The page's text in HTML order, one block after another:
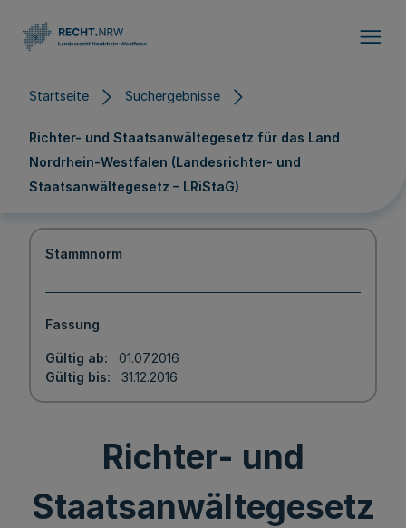
Startseite Suchergebnisse
Richter- und Staatsanwältegesetz für das Land
Nordrhein-Westfalen (Landesrichter- und
Staatsanwältegesetz – LRiStaG)
Stammnorm
Fassung
Gültig ab
01.07.2016
Gültig bis
31.12.2016
Richter- und
Staatsanwältegesetz